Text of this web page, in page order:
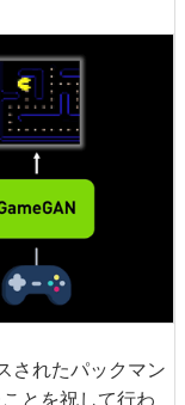
されたパックマン
とを祝して行わ